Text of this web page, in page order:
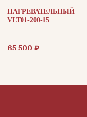
НАГРЕВАТЕЛЬНЫЙ
VLT01-200-15
65 500 ₽